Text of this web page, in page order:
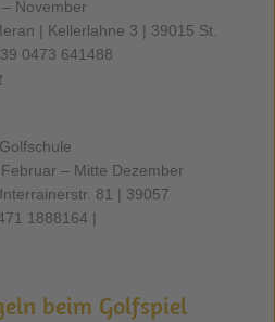
November
| Kellerlahne 3 | 39015 St.
0473 641488
– Mitte Dezember
81 | 39057
1888164 |
beim Golfspiel